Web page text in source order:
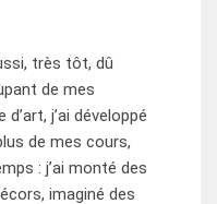
très tôt, dû
de mes
j’ai développé
de mes cours,
: j’ai monté des
imaginé des